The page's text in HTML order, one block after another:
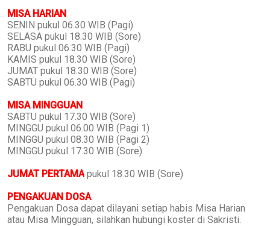
MISA HARIAN
SENIN pukul 06.30 WIB (Pagi)
SELASA pukul 18.30 WIB (Sore)
RABU pukul 06.30 WIB (Pagi)
KAMIS pukul 18.30 WIB (Sore)
JUMAT pukul 18.30 WIB (Sore)
SABTU pukul 06.30 WIB (Pagi)
MISA MINGGUAN
SABTU pukul 17.30 WIB (Sore)
MINGGU pukul 06.00 WIB (Pagi 1)
MINGGU pukul 08.30 WIB (Pagi 2)
MINGGU pukul 17.30 WIB (Sore)
JUMAT PERTAMA pukul 18.30 WIB (Sore)
PENGAKUAN DOSA
Pengakuan Dosa dapat dilayani setiap habis Misa Harian
atau Misa Mingguan, silahkan hubungi koster di Sakristi.